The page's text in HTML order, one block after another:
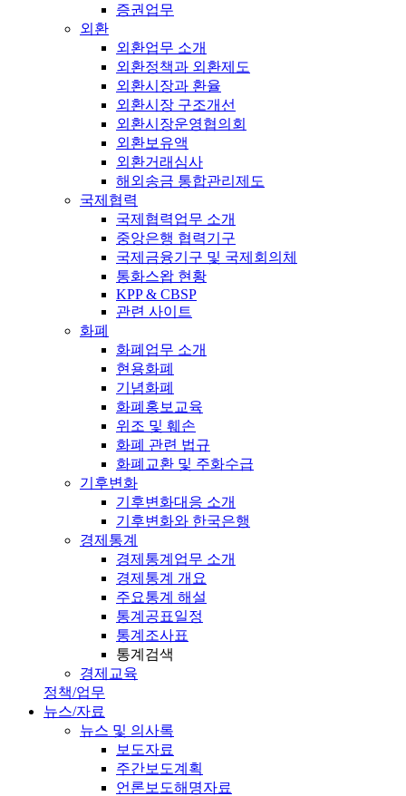
증권업무
외환
외환업무 소개
외환정책과 외환제도
외환시장과 환율
외환시장 구조개선
외환시장운영협의회
외환보유액
외환거래심사
해외송금 통합관리제도
국제협력
국제협력업무 소개
중앙은행 협력기구
국제금융기구 및 국제회의체
통화스왑 현황
KPP & CBSP
관련 사이트
화폐
화폐업무 소개
현용화폐
기념화폐
화폐홍보교육
위조 및 훼손
화폐 관련 법규
화폐교환 및 주화수급
기후변화
기후변화대응 소개
기후변화와 한국은행
경제통계
경제통계업무 소개
경제통계 개요
주요통계 해설
통계공표일정
통계조사표
통계검색
경제교육
정책/업무
뉴스/자료
뉴스 및 의사록
보도자료
주간보도계획
언론보도해명자료